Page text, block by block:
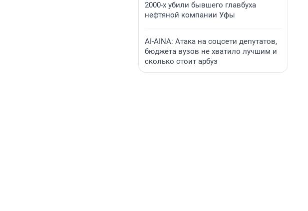
2000-х убили бывшего главбуха
нефтяной компании Уфы
AI-AINA: Атака на соцсети депутатов,
бюджета вузов не хватило лучшим и
сколько стоит арбуз